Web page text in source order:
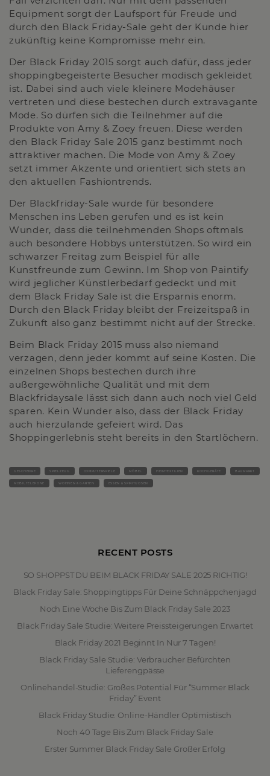
Equipment sorgt der Laufsport für Freude und
durch den Black Friday-Sale geht der Kunde hier
zukünftig keine Kompromisse mehr ein.
Der Black Friday 2015 sorgt auch dafür, dass jeder
shoppingbegeisterte Besucher modisch gekleidet
ist. Dabei sind auch viele kleinere Modehäuser
vertreten und diese bestechen durch extravagante
Mode. So dürfen sich die Teilnehmer auf die
Produkte von Amy & Zoey freuen. Diese werden
den Black Friday Sale 2015 ganz bestimmt noch
attraktiver machen. Die Mode von Amy & Zoey
setzt immer Akzente und orientiert sich stets an
den aktuellen Fashiontrends.
Der Blackfriday-Sale wurde für besondere
Menschen ins Leben gerufen und es ist kein
Wunder, dass die teilnehmenden Shops oftmals
auch besondere Hobbys unterstützen. So wird ein
schwarzer Freitag zum Beispiel für alle
Kunstfreunde zum Gewinn. Im Shop von Paintify
wird jeglicher Künstlerbedarf gedeckt und mit
dem Black Friday Sale ist die Ersparnis enorm.
Durch den Black Friday bleibt der Freizeitspaß in
Zukunft also ganz bestimmt nicht auf der Strecke.
Beim Black Friday 2015 muss also niemand
verzagen, denn jeder kommt auf seine Kosten. Die
einzelnen Shops bestechen durch ihre
außergewöhnliche Qualität und mit dem
Blackfridaysale lässt sich dann auch noch viel Geld
sparen. Kein Wunder also, dass der Black Friday
auch hierzulande gefeiert wird. Das
Shoppingerlebnis steht bereits in den Startlöchern.
GESCHENKE SPIELZEUG COMPUTERSPIELE MÖBEL HEIMTEXTILIEN KOCHGERÄTE BAUMARKT
MOBILTELEFONE WOHNEN & GARTEN ESSEN & SPIRITUOSEN
RECENT POSTS
SO SHOPPST DU BEIM BLACK FRIDAY SALE 2025 RICHTIG!
Black Friday Sale: Shoppingtipps Für Deine Schnäppchenjagd
Noch Eine Woche Bis Zum Black Friday Sale 2023
Black Friday Sale Studie: Weitere Preissteigerungen Erwartet
Black Friday 2021 Beginnt In Nur 7 Tagen!
Black Friday Sale Studie: Verbraucher Befürchten
Lieferengpässe
Onlinehandel-Studie: Großes Potential Für “Summer Black
Friday” Event
Black Friday Studie: Online-Händler Optimistisch
Noch 40 Tage Bis Zum Black Friday Sale
Erster Summer Black Friday Sale Großer Erfolg